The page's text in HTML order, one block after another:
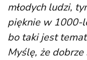
młodych ludzi,
pięknie w 1000-
bo taki jest
Myślę, że